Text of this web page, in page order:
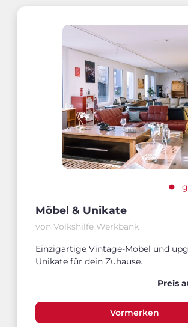
Möbel & Unikate
von Volkshilfe Werkbank
Einzigartige Vintage-Möbel und
Unikate für dein Zuhause.
Preis
Vormerken